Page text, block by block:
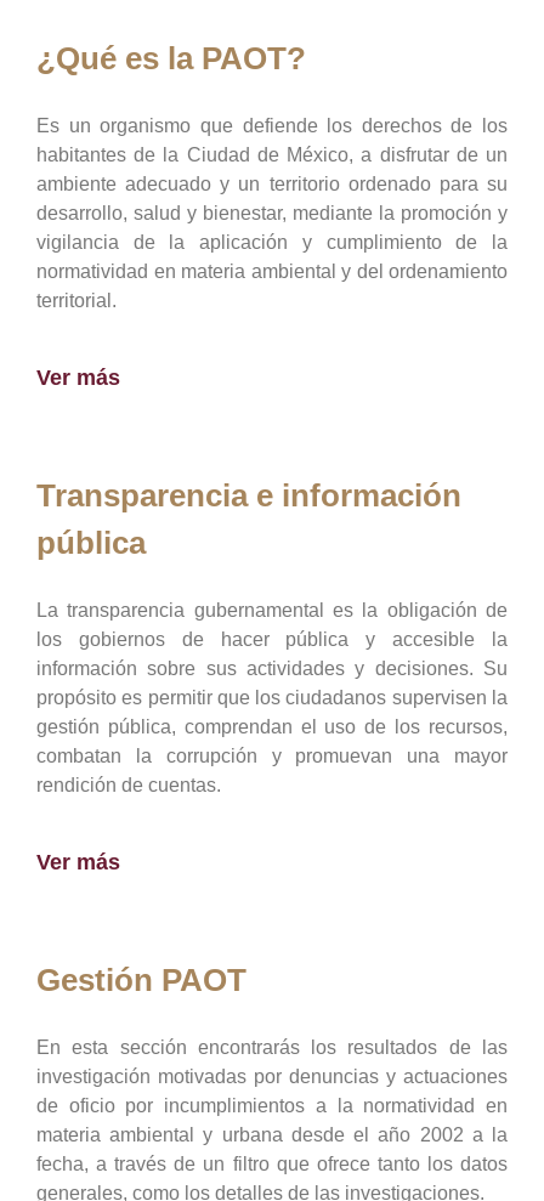
¿Qué es la PAOT?
Es un organismo que defiende los derechos de los
habitantes de la Ciudad de México, a disfrutar de un
ambiente adecuado y un territorio ordenado para su
desarrollo, salud y bienestar, mediante la promoción y
vigilancia de la aplicación y cumplimiento de la
normatividad en materia ambiental y del ordenamiento
territorial.
Ver más
Transparencia e información
pública
La transparencia gubernamental es la obligación de
los gobiernos de hacer pública y accesible la
información sobre sus actividades y decisiones. Su
propósito es permitir que los ciudadanos supervisen la
gestión pública, comprendan el uso de los recursos,
combatan la corrupción y promuevan una mayor
rendición de cuentas.
Ver más
Gestión PAOT
En esta sección encontrarás los resultados de las
investigación motivadas por denuncias y actuaciones
de oficio por incumplimientos a la normatividad en
materia ambiental y urbana desde el año 2002 a la
fecha, a través de un filtro que ofrece tanto los datos
generales, como los detalles de las investigaciones.